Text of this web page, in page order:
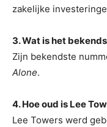
zakelijke
3. Wat is het
Zijn bekendste
Alone.
4. Hoe oud is Lee
Lee Towers werd